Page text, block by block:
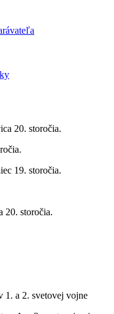
20. storočia.
19. storočia.
20. storočia.
1. a 2. svetovej vojne